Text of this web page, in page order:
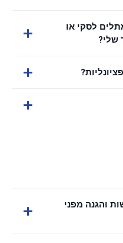
לסקי או
שלי?
והגנה מפני